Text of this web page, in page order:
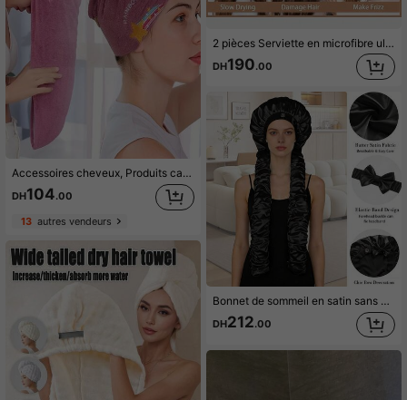
Accessoires cheveux, Produits capillaires, Outils pour cheveux, Articles pour cheveux, Soins capillaires, Brosse pour cheveux bouclés, Barbier, Accessoires de barbier, Équipement de coiffure, Produits de voyage essentiels, Produits de voyage essentiels, Coiffure, Coiffure, Cheveux, Voyage, Produits capillaires, Outils pour cheveux, Articles pour cheveux, Barbier, Accessoires de barbier, Salon de coiffure, Équipement de coiffure
DH104.00
13autres vendeurs
2 pièces Serviette en microfibre ultra douce - Séchage rapide, super absorbante, 300 g/m² Bonnet de séchage des cheveux très absorbant et doux, Serviette de bain en polaire à séchage rapide, Pour femmes et filles, Doux pour les cheveux bouclés ou abîmés, Turban anti-frisottis pour cheveux mouillés, Accessoires de bain de couleur unie, Chapeaux, bonnets de douche, Produits et accessoires de coiffure, Produits de beauté essentiels pour les voyages, Fournitures de salle de bain, Accessoires de salle de bain idéaux.
DH190.00
Bonnet de sommeil en satin sans chaleur pour boucles, bandeau plissé extra long, bonnet de protection des cheveux en fausse soie, bonnet de coiffage sans chaleur anti-frisottis pour cheveux longs et tresses, pour la nuit et la maison
DH212.00